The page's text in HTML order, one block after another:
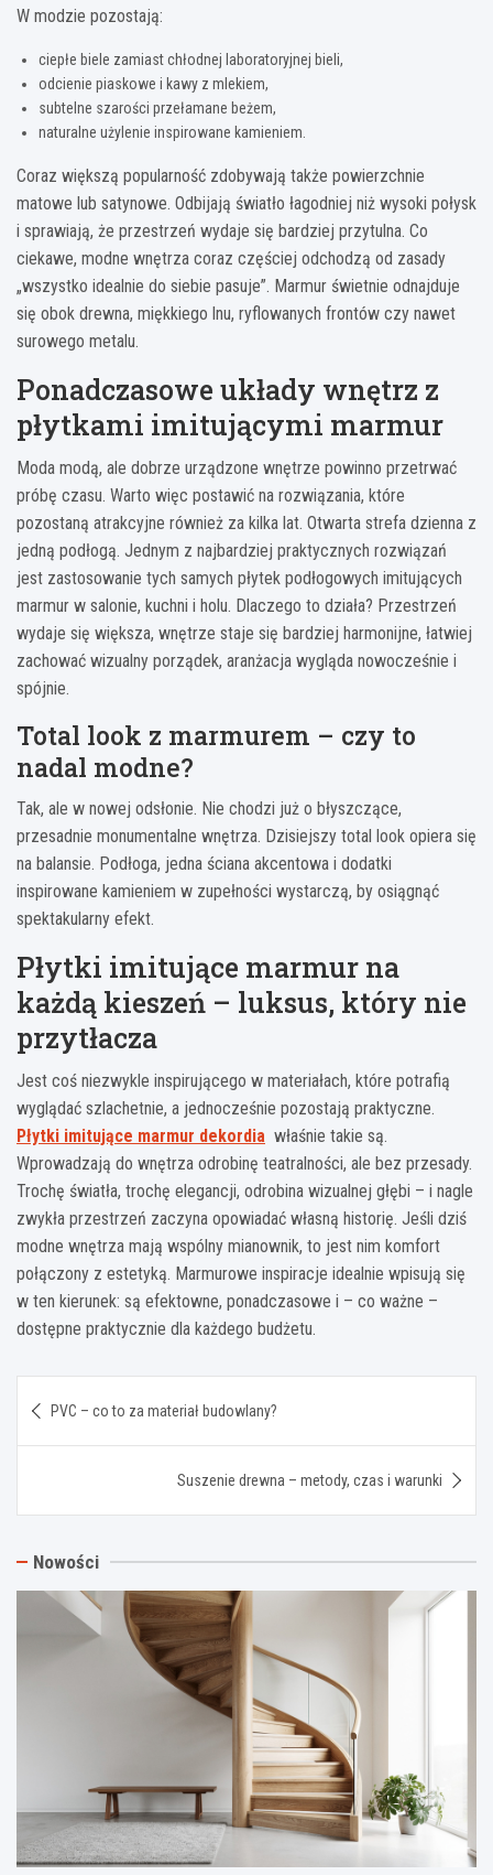
W modzie pozostają:
ciepłe biele zamiast chłodnej laboratoryjnej bieli,
odcienie piaskowe i kawy z mlekiem,
subtelne szarości przełamane beżem,
naturalne użylenie inspirowane kamieniem.
Coraz większą popularność zdobywają także powierzchnie
matowe lub satynowe. Odbijają światło łagodniej niż wysoki połysk
i sprawiają, że przestrzeń wydaje się bardziej przytulna. Co
ciekawe, modne wnętrza coraz częściej odchodzą od zasady
„wszystko idealnie do siebie pasuje”. Marmur świetnie odnajduje
się obok drewna, miękkiego lnu, ryflowanych frontów czy nawet
surowego metalu.
Ponadczasowe układy wnętrz z
płytkami imitującymi marmur
Moda modą, ale dobrze urządzone wnętrze powinno przetrwać
próbę czasu. Warto więc postawić na rozwiązania, które
pozostaną atrakcyjne również za kilka lat. Otwarta strefa dzienna z
jedną podłogą. Jednym z najbardziej praktycznych rozwiązań
jest zastosowanie tych samych płytek podłogowych imitujących
marmur w salonie, kuchni i holu. Dlaczego to działa? Przestrzeń
wydaje się większa, wnętrze staje się bardziej harmonijne, łatwiej
zachować wizualny porządek, aranżacja wygląda nowocześnie i
spójnie.
Total look z marmurem – czy to
nadal modne?
Tak, ale w nowej odsłonie. Nie chodzi już o błyszczące,
przesadnie monumentalne wnętrza. Dzisiejszy total look opiera się
na balansie. Podłoga, jedna ściana akcentowa i dodatki
inspirowane kamieniem w zupełności wystarczą, by osiągnąć
spektakularny efekt.
Płytki imitujące marmur na
każdą kieszeń – luksus, który nie
przytłacza
Jest coś niezwykle inspirującego w materiałach, które potrafią
wyglądać szlachetnie, a jednocześnie pozostają praktyczne.
Płytki imitujące marmur dekordia właśnie takie są.
Wprowadzają do wnętrza odrobinę teatralności, ale bez przesady.
Trochę światła, trochę elegancji, odrobina wizualnej głębi – i nagle
zwykła przestrzeń zaczyna opowiadać własną historię. Jeśli dziś
modne wnętrza mają wspólny mianownik, to jest nim komfort
połączony z estetyką. Marmurowe inspiracje idealnie wpisują się
w ten kierunek: są efektowne, ponadczasowe i – co ważne –
dostępne praktycznie dla każdego budżetu.
wpisu
PVC – co to za materiał budowlany?
Suszenie drewna – metody, czas i warunki
Nowości